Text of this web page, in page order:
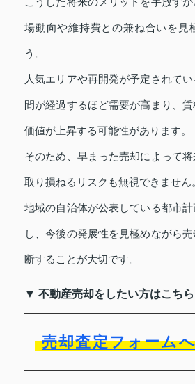
場動向や維持費との兼ね合いを見
う。
人気エリアや再開発が予定されて
間が経過するほど需要が高まり、
価値が上昇する可能性があります。
そのため、早まった売却によって
取り損ねるリスクも無視できません
地域の自治体が公表している都市
し、今後の発展性を見極めながら
断することが大切です。
▼ 不動産売却をしたい方はこち
売却査定フォーム